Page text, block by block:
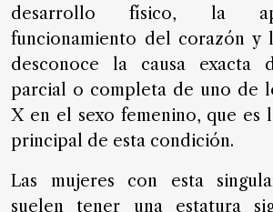
Entretenimiento
Negocios
Estate
PARA
SUSCRIPTORES
desarrollo físico, la
funcionamiento del corazón y
desconoce la causa exacta
parcial o completa de uno de
X en el sexo femenino, que es
principal de esta condición.
Las mujeres con esta
suelen tener una estatura